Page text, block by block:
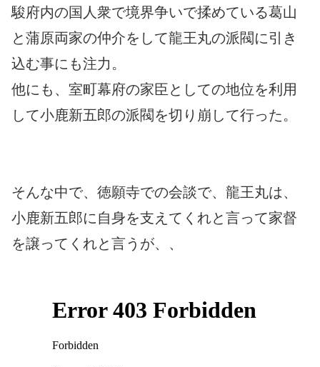
駿府内の国人衆で境界争いで揉めている葛山
と蒲原両家の仲介をして龍王丸の派閥に引き
込む事にも注力。
他にも、室町幕府の家臣としての地位を利用
して小鹿新五郎の派閥を切り崩して行った。
そんな中で、徳願寺での会談で、龍王丸は、
小鹿新五郎に自身を支えてくれと言って家督
を譲ってくれと言うが、、